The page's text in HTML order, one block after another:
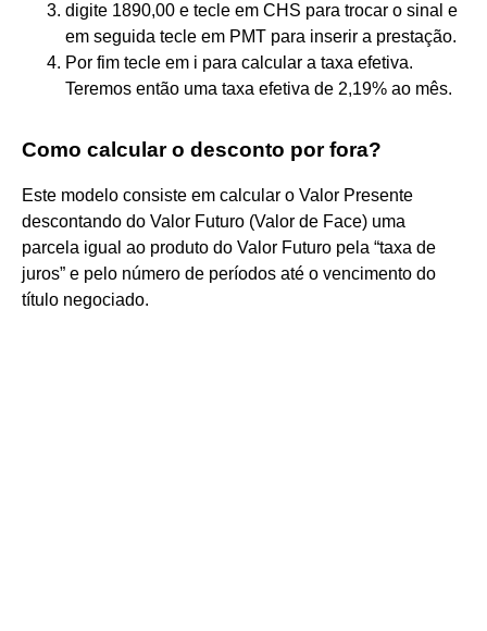
digite 1890,00 e tecle em CHS para trocar o sinal e
em seguida tecle em PMT para inserir a prestação.
Por fim tecle em i para calcular a taxa efetiva.
Teremos então uma taxa efetiva de 2,19% ao mês.
Como calcular o desconto por fora?
Este modelo consiste em calcular o Valor Presente
descontando do Valor Futuro (Valor de Face) uma
parcela igual ao produto do Valor Futuro pela “taxa de
juros” e pelo número de períodos até o vencimento do
título negociado.